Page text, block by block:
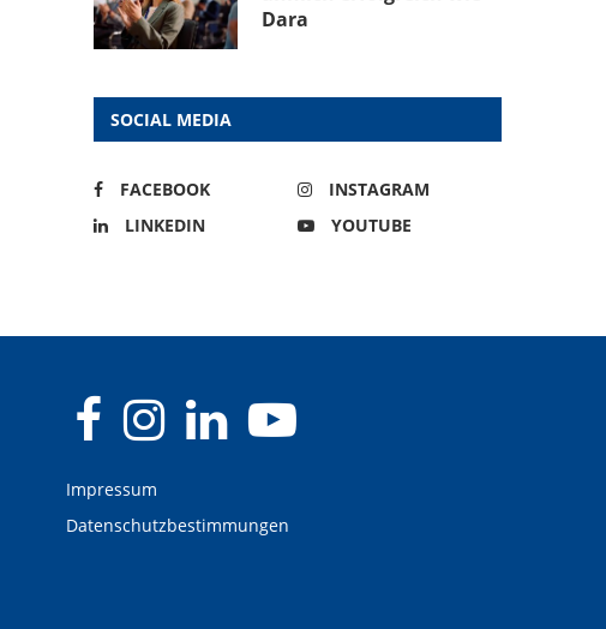
Dara
SOCIAL MEDIA
FACEBOOK
INSTAGRAM
LINKEDIN
YOUTUBE
Impressum
Datenschutzbestimmungen